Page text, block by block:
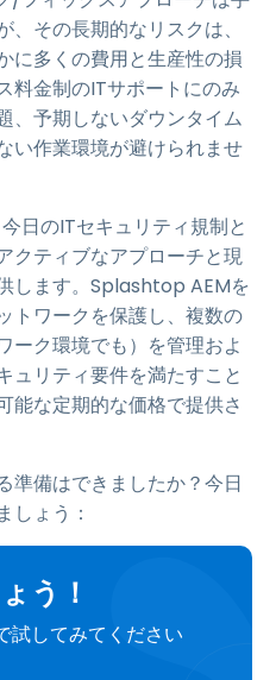
その長期的なリスクは、
に多くの費用と生産性の損
料金制のITサポートにのみ
、予期しないダウンタイム
い作業環境が避けられませ
日のITセキュリティ規制と
クティブなアプローチと現
します。Splashtop AEMを
トワークを保護し、複数の
ーク環境でも）を管理およ
ュリティ要件を満たすこと
能な定期的な価格で提供さ
備はできましたか？今日
しょう：
う！
してみてください